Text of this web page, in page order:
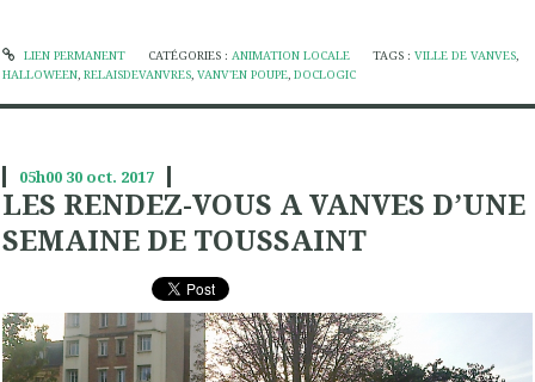
LIEN PERMANENT CATÉGORIES : ANIMATION LOCALE TAGS :VILLE DE VANVES,
HALLOWEEN, RELAISDEVANVRES, VANV'EN POUPE, DOCLOGIC
05h00 30 oct. 2017
LES RENDEZ-VOUS A VANVES D’UNE
SEMAINE DE TOUSSAINT